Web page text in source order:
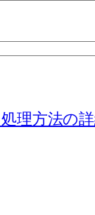
理方法の